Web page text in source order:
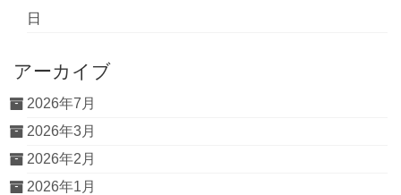
日
アーカイブ
2026年7月
2026年3月
2026年2月
2026年1月